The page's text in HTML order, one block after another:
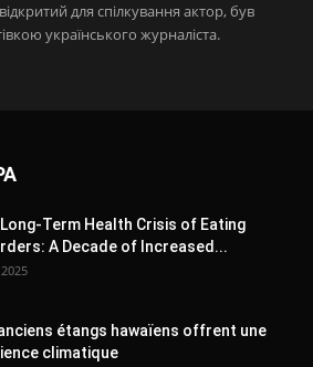
для спілкування актор, був
українського журналіста.
Term Health Crisis of Eating
A Decade of Increased...
étangs hawaïens offrent une
climatique